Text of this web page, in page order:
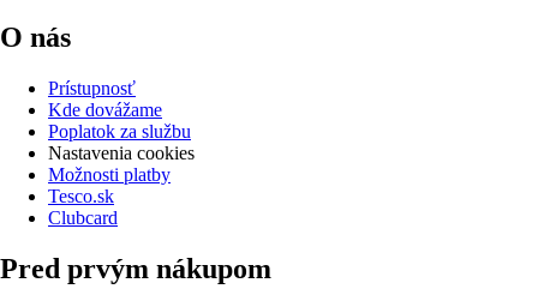
O nás
Prístupnosť
Kde dovážame
Poplatok za službu
Nastavenia cookies
Možnosti platby
Tesco.sk
Clubcard
Pred prvým nákupom